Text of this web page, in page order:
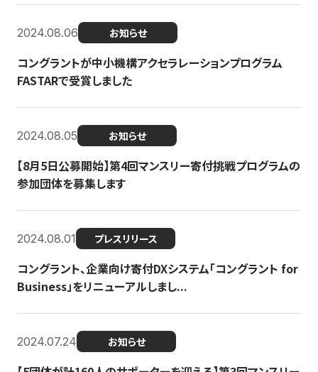
2024.08.06 お知らせ
コングラントが中小機構アクセラレーションプログラム
FASTARで受賞しました
2024.08.05 お知らせ
【8月5日公募開始】第4回マンスリー寄付挑戦プログラムの
参加団体を募集します
2024.08.01 プレスリリース
コングラント、企業向け寄付DXシステム「コングラント for
Business」をリニューアルしまし...
2024.07.24 お知らせ